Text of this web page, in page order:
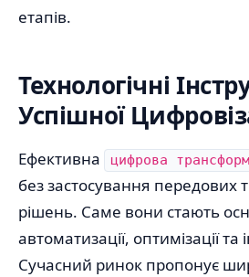
етапів.
Технологічні
Успішної
Ефективна цифрова
без застосування передових
рішень. Саме вони стають
автоматизації, оптимізації та
Сучасний ринок пропонує